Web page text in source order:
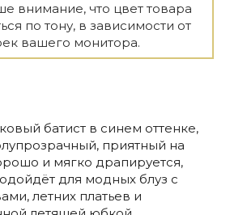
внимание, что цвет товара
по тону, в зависимости от
вашего монитора.
батист в синем оттенке,
приятный на
и мягко драпируется,
для модных блуз с
летних платьев и